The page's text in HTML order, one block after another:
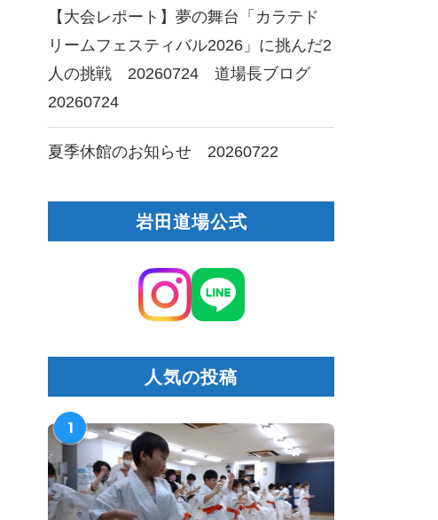
【大会レポート】夢の舞台「カラテド
リームフェスティバル2026」に挑んだ2
人の挑戦 20260724 道場長ブログ
20260724
夏季休館のお知らせ 20260722
岩田道場公式
人気の投稿
1